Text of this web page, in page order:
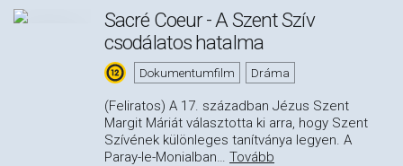
Sacré Coeur - A Szent Szív
csodálatos hatalma
Dokumentumfilm Dráma
(Feliratos) A 17. században Jézus Szent
Margit Máriát választotta ki arra, hogy Szent
Szívének különleges tanítványa legyen. A
Paray-le-Monialban… Tovább